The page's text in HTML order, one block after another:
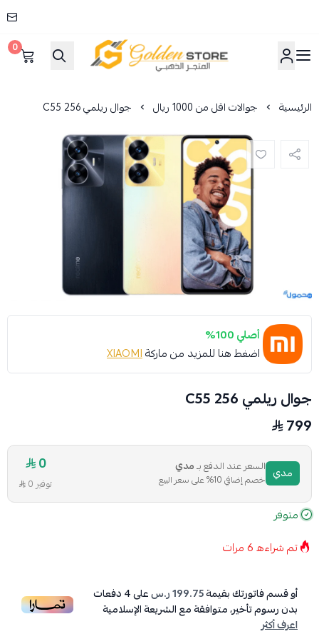
المتجر الذهبي
0
الرئيسية جوالات اقل من 1000 ريال جوال ريلمي C55 256
أصلي 100%
اضغط هنا للمزيد من ماركةXIAOMI
جوال ريلمي C55 256
799
مدي السعر عند الدفع بـمدي
خصم إضافي 10% على سعر البيع
0
توفير 0
متوفر
تم شراءه6مرات
أو قسم فاتورتك بقيمة199.75 ر.س على4دفعات
بدون رسوم تأخير، متوافقة مع الشريعة الإسلامية
اعرف أكثر